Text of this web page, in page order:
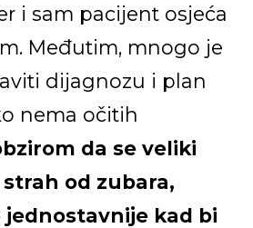
i sam pacijent osjeća
Međutim, mnogo je
dijagnozu i plan
nema očitih
da se veliki
od zubara,
jednostavnije kad bi